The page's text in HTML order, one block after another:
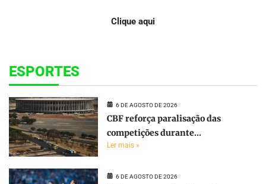
Clique aqui
ESPORTES
6 DE AGOSTO DE 2026
CBF reforça paralisação das
competições durante...
Ler mais »
6 DE AGOSTO DE 2026